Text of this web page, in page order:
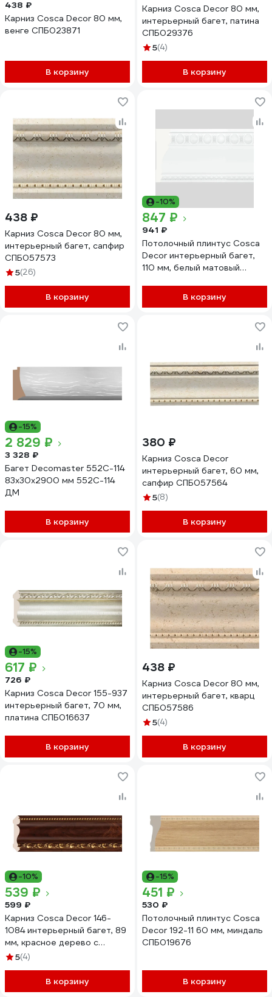
438 ₽
Карниз Cosca Decor 80 мм,
венге СПБ023871
В корзину
Карниз Cosca Decor 80 мм,
интерьерный багет, патина
СПБ029376
5(4)
В корзину
438 ₽
Карниз Cosca Decor 80 мм,
интерьерный багет, сапфир
СПБ057573
5(26)
В корзину
-10%
847 ₽
941 ₽
Потолочный плинтус Cosca
Decor интерьерный багет,
110 мм, белый матовый
В корзину
-15%
2 829 ₽
3 328 ₽
Багет Decomaster 552C-114
83x30x2900 мм 552C-114
ДМ
В корзину
380 ₽
Карниз Cosca Decor
интерьерный багет, 60 мм,
сапфир СПБ057564
5(8)
В корзину
-15%
617 ₽
726 ₽
Карниз Cosca Decor 155-937
интерьерный багет, 70 мм,
платина СПБ016637
В корзину
438 ₽
Карниз Cosca Decor 80 мм,
интерьерный багет, кварц
СПБ057586
5(4)
В корзину
-10%
539 ₽
599 ₽
Карниз Cosca Decor 146-
1084 интерьерный багет, 89
мм, красное дерево с
золотом СПБ016571
5(4)
В корзину
-15%
451 ₽
530 ₽
Потолочный плинтус Cosca
Decor 192-11 60 мм, миндаль
СПБ019676
В корзину